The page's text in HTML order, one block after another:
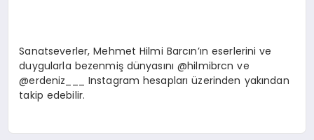
Sanatseverler, Mehmet Hilmi Barcın’ın eserlerini ve
duygularla bezenmiş dünyasını @hilmibrcn ve
@erdeniz___ Instagram hesapları üzerinden yakından
takip edebilir.